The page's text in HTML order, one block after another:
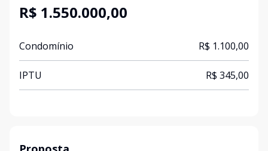
R$ 1.550.000,00
Condomínio R$ 1.100,00
IPTU R$ 345,00